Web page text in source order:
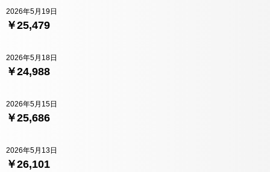
￥25,479
2026年5月19日
￥24,988
2026年5月18日
￥25,686
2026年5月15日
￥26,101
2026年5月13日